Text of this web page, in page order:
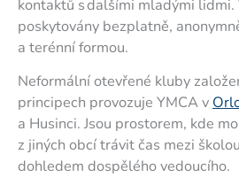
kontaktů s dalšími mladými lidmi.
poskytovány bezplatně,
a terénní formou.
Neformální otevřené kluby
principech provozuje YMCA v
a Husinci. Jsou prostorem, kde
z jiných obcí trávit čas mezi
dohledem dospělého vedoucího.